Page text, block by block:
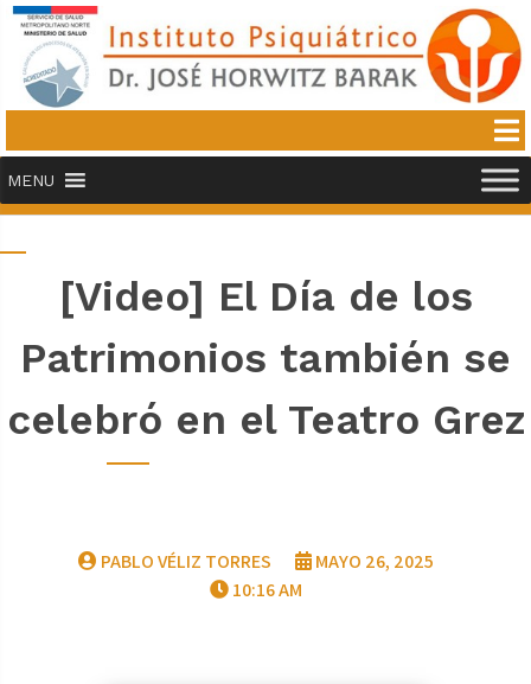
MENU
[Video] El Día de los
Patrimonios también se
celebró en el Teatro Grez
PABLO VÉLIZ TORRES
MAYO 26, 2025
10:16 AM